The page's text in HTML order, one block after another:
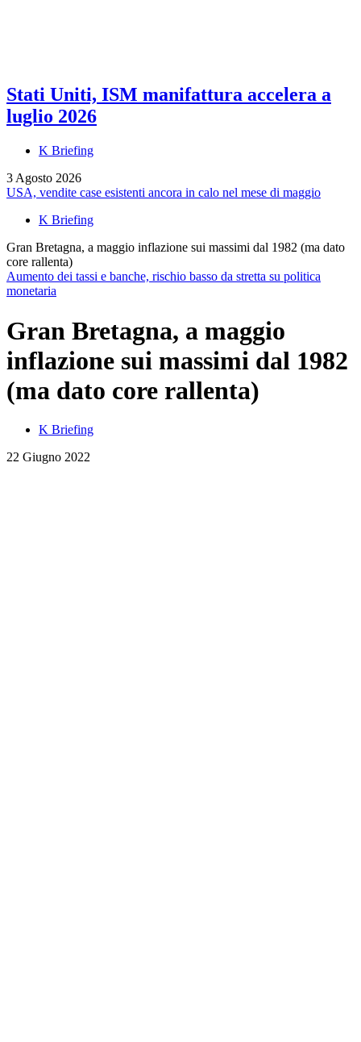
Stati Uniti, ISM manifattura accelera a
luglio 2026
K Briefing
3 Agosto 2026
USA, vendite case esistenti ancora in calo nel mese di maggio
K Briefing
Gran Bretagna, a maggio inflazione sui massimi dal 1982 (ma dato
core rallenta)
Aumento dei tassi e banche, rischio basso da stretta su politica
monetaria
Gran Bretagna, a maggio
inflazione sui massimi dal 1982
(ma dato core rallenta)
K Briefing
22 Giugno 2022